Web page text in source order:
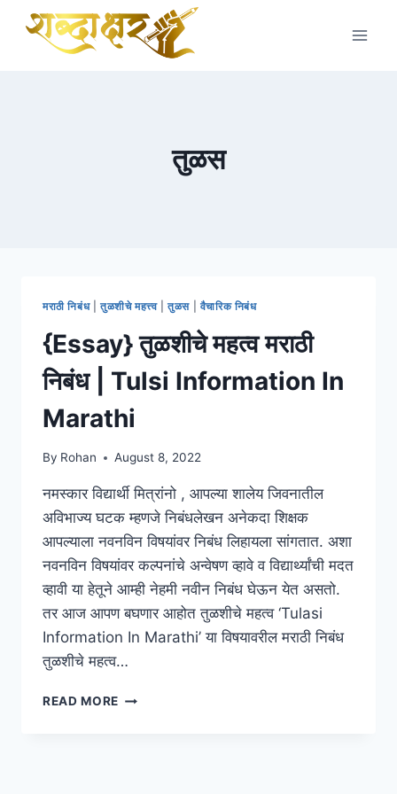
तुळस
मराठी निबंध| तुळशीचे महत्त्व|तुळस| वैचारिक निबंध
{Essay} तुळशीचे महत्व मराठी
निबंध | Tulsi Information In
Marathi
By Rohan August 8, 2022
नमस्कार विद्यार्थी मित्रांनो , आपल्या शालेय जिवनातील
अविभाज्य घटक म्हणजे निबंधलेखन अनेकदा शिक्षक
आपल्याला नवनविन विषयांवर निबंध लिहायला सांगतात. अशा
नवनविन विषयांवर कल्पनांचे अन्वेषण व्हावे व विद्यार्थ्यांची मदत
व्हावी या हेतूने आम्ही नेहमी नवीन निबंध घेऊन येत असतो.
तर आज आपण बघणार आहोत तुळशीचे महत्व ‘Tulasi
Information In Marathi’ या विषयावरील मराठी निबंध
तुळशीचे महत्व…
READ MORE {ESSAY}